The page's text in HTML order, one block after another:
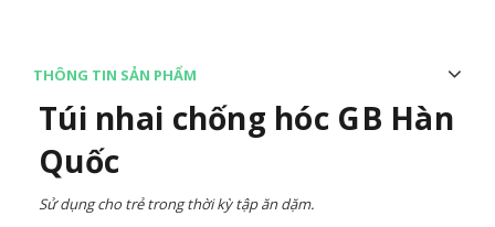
THÔNG TIN SẢN PHẨM
Túi nhai chống hóc GB Hàn
Quốc
Sử dụng cho trẻ trong thời kỳ tập ăn dặm.